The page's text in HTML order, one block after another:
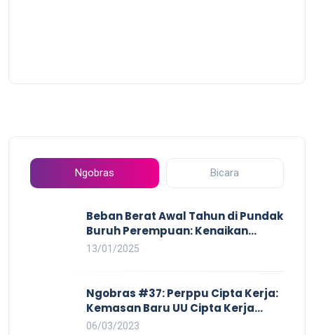
Ngobras Bicara
Beban Berat Awal Tahun di Pundak
Buruh Perempuan: Kenaikan
Harga yang Mencekik, Ancaman
13/01/2025
Ngobras #37: Perppu Cipta Kerja:
Kemasan Baru UU Cipta Kerja
yang Semakin Merugikan Buruh
06/03/2023